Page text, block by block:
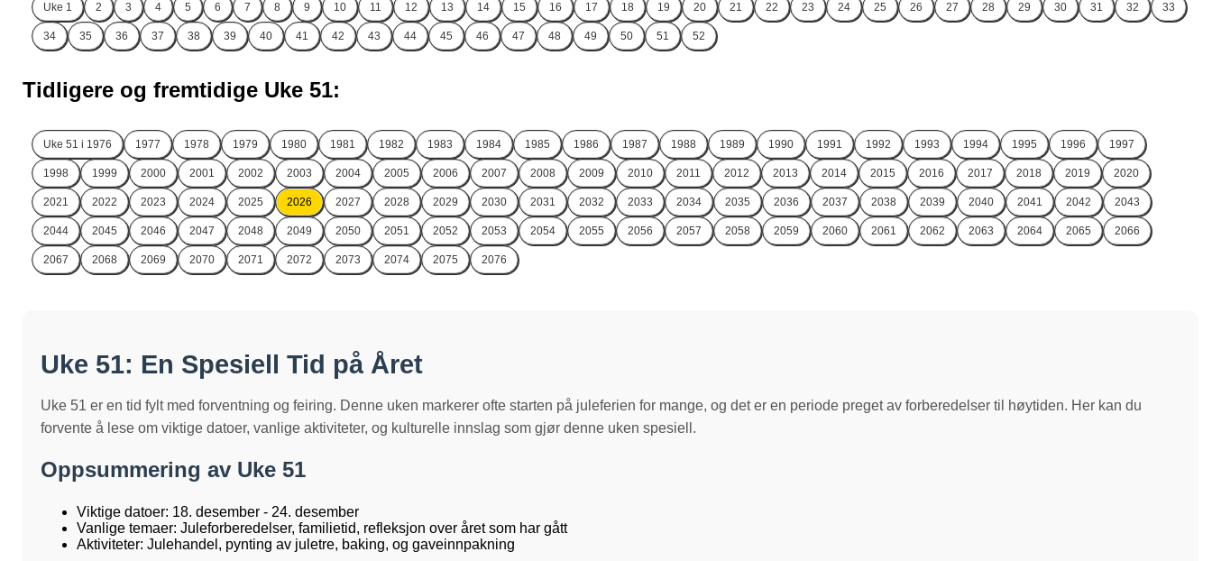
Uke 1 2 3 4 5 6 7 8 9 10 11 12 13 14 15 16 17 18 19 20 21 22 23 24 25 26 27 28 29 30 31 32 33
34 35 36 37 38 39 40 41 42 43 44 45 46 47 48 49 50 51 52
Tidligere og fremtidige Uke 51:
Uke 51 i 1976 1977 1978 1979 1980 1981 1982 1983 1984 1985 1986 1987 1988 1989 1990 1991 1992 1993 1994 1995 1996 1997
1998 1999 2000 2001 2002 2003 2004 2005 2006 2007 2008 2009 2010 2011 2012 2013 2014 2015 2016 2017 2018 2019 2020
2021 2022 2023 2024 2025 2026 2027 2028 2029 2030 2031 2032 2033 2034 2035 2036 2037 2038 2039 2040 2041 2042 2043
2044 2045 2046 2047 2048 2049 2050 2051 2052 2053 2054 2055 2056 2057 2058 2059 2060 2061 2062 2063 2064 2065 2066
2067 2068 2069 2070 2071 2072 2073 2074 2075 2076
Uke 51: En Spesiell Tid på Året
Uke 51 er en tid fylt med forventning og feiring. Denne uken markerer ofte starten på juleferien for mange, og det er en periode preget av forberedelser til høytiden. Her kan du
forvente å lese om viktige datoer, vanlige aktiviteter, og kulturelle innslag som gjør denne uken spesiell.
Oppsummering av Uke 51
Viktige datoer: 18. desember - 24. desember
Vanlige temaer: Juleforberedelser, familietid, refleksjon over året som har gått
Aktiviteter: Julehandel, pynting av juletre, baking, og gaveinnpakning